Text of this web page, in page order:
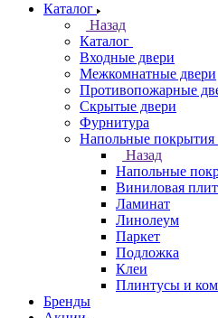
Каталог
Назад
Каталог
Входные двери
Межкомнатные двери
Противопожарные
Скрытые двери
Фурнитура
Напольные покрытия
Назад
Напольные
Виниловая
Ламинат
Линолеум
Паркет
Подложка
Клеи
Плинтусы и
Бренды